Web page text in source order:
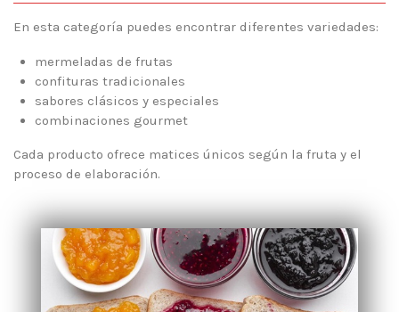
En esta categoría puedes encontrar diferentes variedades:
mermeladas de frutas
confituras tradicionales
sabores clásicos y especiales
combinaciones gourmet
Cada producto ofrece matices únicos según la fruta y el
proceso de elaboración.